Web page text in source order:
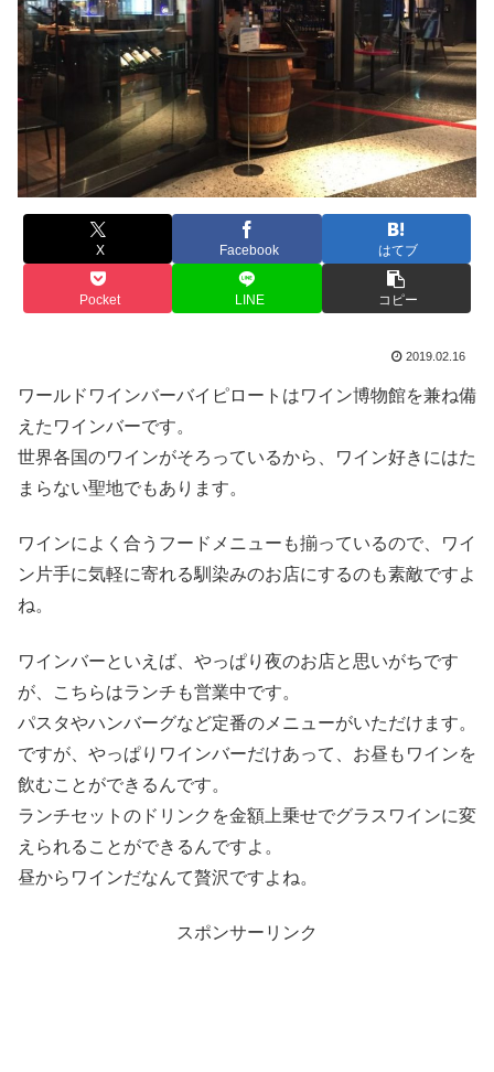
X Facebook はてブ
Pocket LINE コピー
2019.02.16
ワールドワインバーバイピロートはワイン博物館を兼ね備
えたワインバーです。
世界各国のワインがそろっているから、ワイン好きにはた
まらない聖地でもあります。
ワインによく合うフードメニューも揃っているので、ワイ
ン片手に気軽に寄れる馴染みのお店にするのも素敵ですよ
ね。
ワインバーといえば、やっぱり夜のお店と思いがちです
が、こちらはランチも営業中です。
パスタやハンバーグなど定番のメニューがいただけます。
ですが、やっぱりワインバーだけあって、お昼もワインを
飲むことができるんです。
ランチセットのドリンクを金額上乗せでグラスワインに変
えられることができるんですよ。
昼からワインだなんて贅沢ですよね。
スポンサーリンク